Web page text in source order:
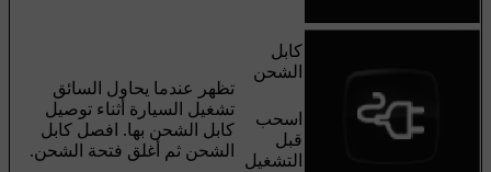
كابل
الشحن
اسحب
قبل
التشغيل
تظهر عندما يحاول السائق
تشغيل السيارة أثناء توصيل
كابل الشحن بها. افصل كابل
الشحن ثم أغلق فتحة الشحن.